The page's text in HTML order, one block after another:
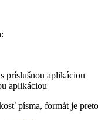
príslušnou aplikáciou
aplikáciou
písma, formát je